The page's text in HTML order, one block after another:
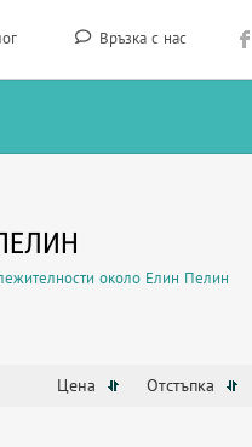
Връзка с нас
около Елин Пелин
Цена Отстъпка